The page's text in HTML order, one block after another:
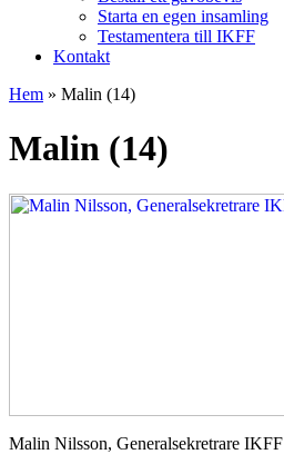
Starta en egen insamling
Testamentera till IKFF
Kontakt
Hem » Malin (14)
Malin (14)
Malin Nilsson, Generalsekretrare IKFF